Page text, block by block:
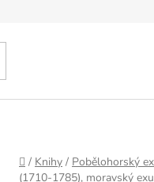
Domů
/ Knihy / Pobělohorský
(1710-1785), moravský